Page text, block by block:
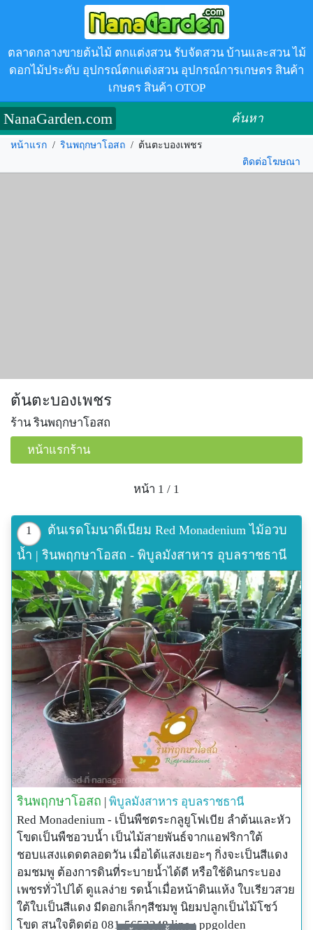
ตลาดกลางขายต้นไม้ ตกแต่งสวน รับจัดสวน บ้านและสวน ไม้
ดอกไม้ประดับ อุปกรณ์ตกแต่งสวน อุปกรณ์การเกษตร สินค้า
เกษตร สินค้า OTOP
NanaGarden.com ค้นหา
หน้าแรก / รินพฤกษาโอสถ / ต้นตะบองเพชร
ติดต่อโฆษณา
ต้นตะบองเพชร
ร้าน รินพฤกษาโอสถ
หน้าแรกร้าน
หน้า 1 / 1
1
ต้นเรดโมนาดีเนียม Red Monadenium ไม้อวบ
น้ำ | รินพฤกษาโอสถ - พิบูลมังสาหาร อุบลราชธานี
รินพฤกษาโอสถ พิบูลมังสาหาร อุบลราชธานี
Red Monadenium - เป็นพืชตระกลูยูโฟเบีย ลำต้นและหัว
โขดเป็นพืชอวบน้ำ เป็นไม้สายพันธ์จากแอฟริกาใต้
ชอบแสงแดดตลอดวัน เมื่อได้แสงเยอะๆ กิ่งจะเป็นสีแดง
อมชมพู ต้องการดินที่ระบายน้ำได้ดี หรือใช้ดินกระบอง
เพชรทั่วไปได้ ดูแลง่าย รดน้ำเมื่อหน้าดินแห้ง ใบเรียวสวย
ใต้ใบเป็นสีแดง มีดอกเล็กๆสีชมพู นิยมปลูกเป็นไม้โชว์
โขด สนใจติดต่อ 081-5652248 line : ppgolden